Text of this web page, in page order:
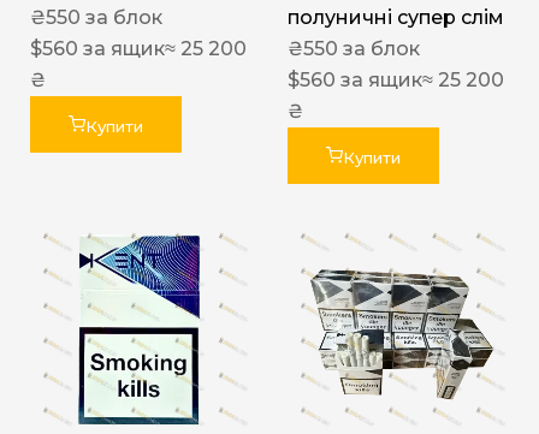
₴550 за блок
$560 за ящик≈ 25 200
₴
Купити
полуничні супер слім
₴550 за блок
$560 за ящик≈ 25 200
₴
Купити